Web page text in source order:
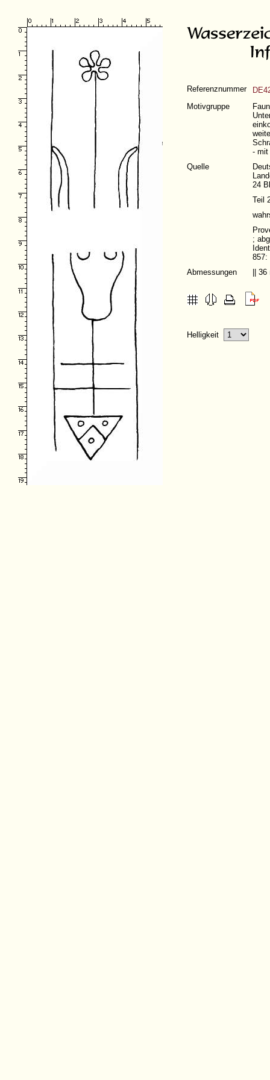
Referenznummer
Motivgruppe
- mit
Quelle
24
Teil
;
857:
Abmessungen
||
Helligkeit